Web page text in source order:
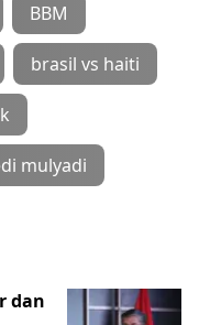
BBM
brasil vs haiti
mulyadi
dan